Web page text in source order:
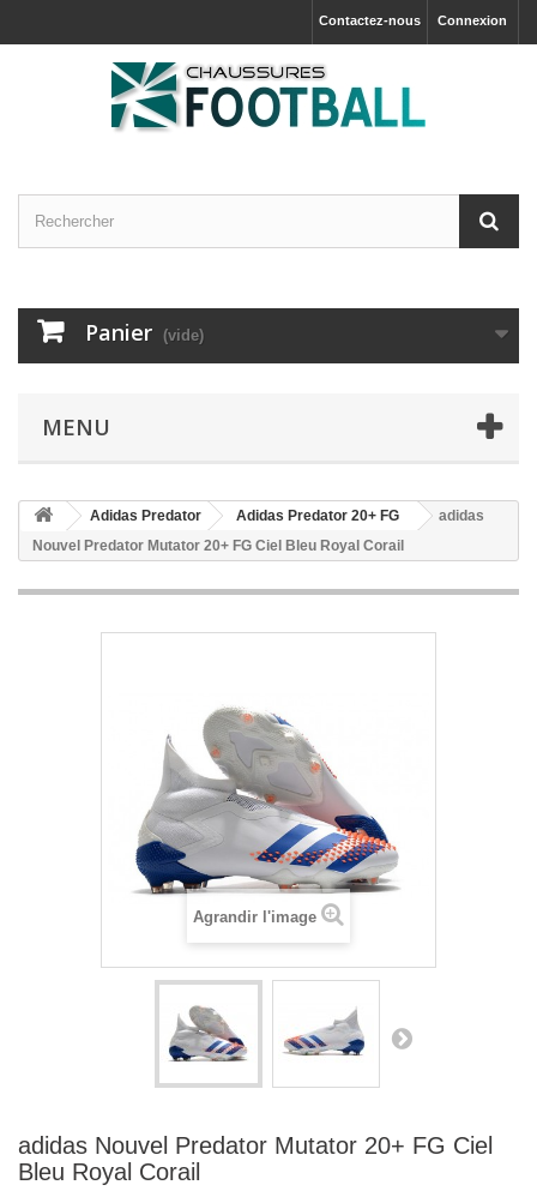
Connexion
Contactez-nous
Panier (vide)
MENU
Adidas Predator Adidas Predator 20+ FG
adidas
Nouvel Predator Mutator 20+ FG Ciel Bleu Royal Corail
Agrandir l'image
adidas Nouvel Predator Mutator 20+ FG Ciel
Bleu Royal Corail